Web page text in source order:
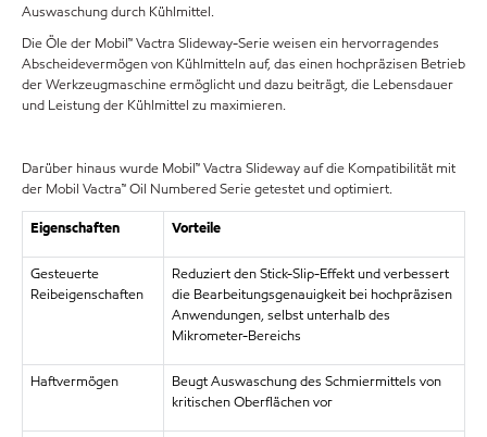
Auswaschung durch Kühlmittel.
Die Öle der Mobil™ Vactra Slideway-Serie weisen ein hervorragendes
Abscheidevermögen von Kühlmitteln auf, das einen hochpräzisen Betrieb
der Werkzeugmaschine ermöglicht und dazu beiträgt, die Lebensdauer
und Leistung der Kühlmittel zu maximieren.
Darüber hinaus wurde Mobil™ Vactra Slideway auf die Kompatibilität mit
der Mobil Vactra™ Oil Numbered Serie getestet und optimiert.
Eigenschaften
Vorteile
Gesteuerte
Reibeigenschaften
Reduziert den Stick-Slip-Effekt und verbessert
die Bearbeitungsgenauigkeit bei hochpräzisen
Anwendungen, selbst unterhalb des
Mikrometer-Bereichs
Haftvermögen
Beugt Auswaschung des Schmiermittels von
kritischen Oberflächen vor